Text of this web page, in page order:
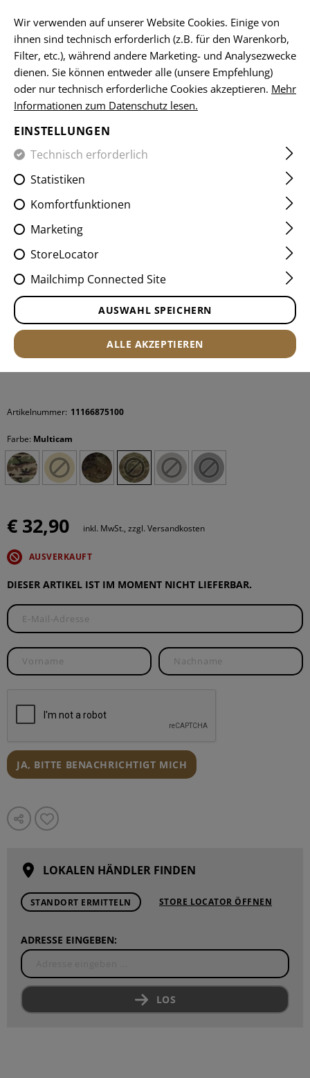
HOME EQUIPMENT TASCHEN UTILITY POUCHES
ADMIN POUCH CORE
Artikelnummer: 11166875100
Farbe: Multicam
€ 32,90 inkl. MwSt., zzgl. Versandkosten
AUSVERKAUFT
DIESER ARTIKEL IST IM MOMENT NICHT LIEFERBAR.
JA, BITTE BENACHRICHTIGT MICH
LOKALEN HÄNDLER FINDEN
STANDORT ERMITTELN STORE LOCATOR ÖFFNEN
ADRESSE EINGEBEN:
LOS
Wir verwenden auf unserer Website Cookies. Einige von
ihnen sind technisch erforderlich (z.B. für den Warenkorb,
Filter, etc.), während andere Marketing- und Analysezwecke
dienen. Sie können entweder alle (unsere Empfehlung)
oder nur technisch erforderliche Cookies akzeptieren. Mehr
Informationen zum Datenschutz lesen.
EINSTELLUNGEN
Technisch erforderlich
Statistiken
Komfortfunktionen
Marketing
StoreLocator
Mailchimp Connected Site
AUSWAHL SPEICHERN
ALLE AKZEPTIEREN